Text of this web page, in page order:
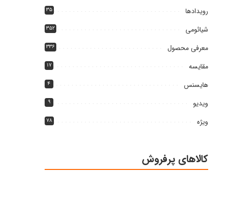
رویدادها ۳۵
شیائومی ۳۵۲
معرفی محصول ۳۳۶
مقایسه ۱۷
هایسنس ۴
ویدیو ۹
ویژه ۷۸
کالاهای پرفروش